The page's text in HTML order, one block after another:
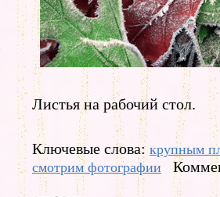
Листья на рабочий стол.
Ключевые слова: крупным
смотрим фотографии